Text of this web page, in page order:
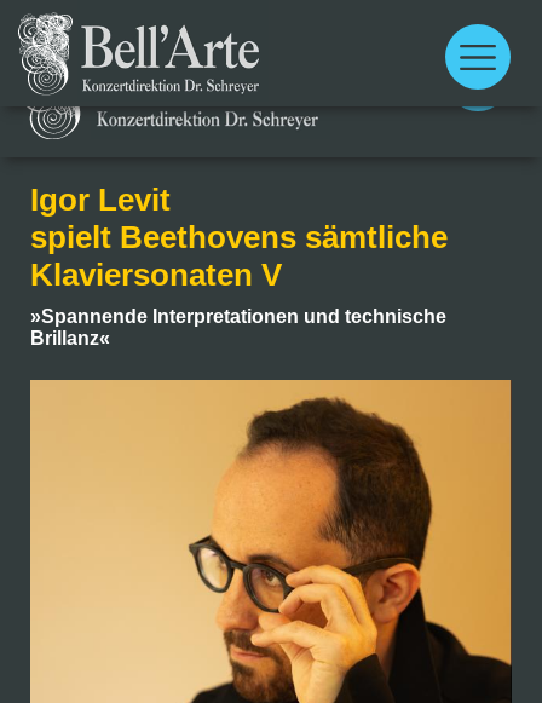
Main
menu
Main
menu
Igor Levit
spielt Beethovens sämtliche
Klaviersonaten V
»Spannende Interpretationen und technische
Brillanz«